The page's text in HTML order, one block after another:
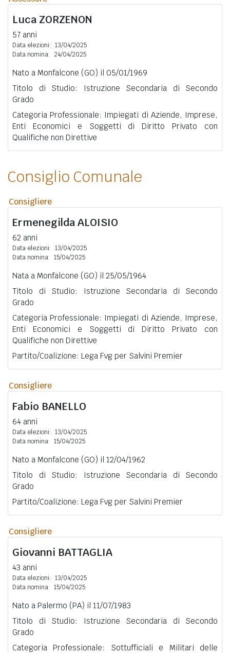
Luca ZORZENON
57 anni
Data elezioni: 13/04/2025
Data nomina: 24/04/2025
Nato a Monfalcone (GO) il 05/01/1969
Titolo di Studio: Istruzione Secondaria di Secondo
Grado
Categoria Professionale: Impiegati di Aziende, Imprese,
Enti Economici e Soggetti di Diritto Privato con
Qualifiche non Direttive
Consiglio Comunale
Consigliere
ErmenegildaALOISIO
62 anni
Data elezioni: 13/04/2025
Data nomina: 15/04/2025
Nata a Monfalcone (GO) il 25/05/1964
Titolo di Studio: Istruzione Secondaria di Secondo
Grado
Categoria Professionale: Impiegati di Aziende, Imprese,
Enti Economici e Soggetti di Diritto Privato con
Qualifiche non Direttive
Partito/Coalizione: Lega Fvg per Salvini Premier
Consigliere
Fabio BANELLO
64 anni
Data elezioni: 13/04/2025
Data nomina: 15/04/2025
Nato a Monfalcone (GO) il 12/04/1962
Titolo di Studio: Istruzione Secondaria di Secondo
Grado
Partito/Coalizione: Lega Fvg per Salvini Premier
Consigliere
Giovanni BATTAGLIA
43 anni
Data elezioni: 13/04/2025
Data nomina: 15/04/2025
Nato a Palermo (PA) il 11/07/1983
Titolo di Studio: Istruzione Secondaria di Secondo
Grado
Categoria Professionale: Sottufficiali e Militari delle